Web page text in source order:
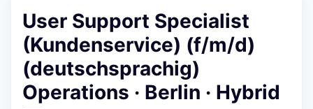
User Support Specialist
(Kundenservice) (f/m/d)
(deutschsprachig)
Operations · Berlin · Hybrid